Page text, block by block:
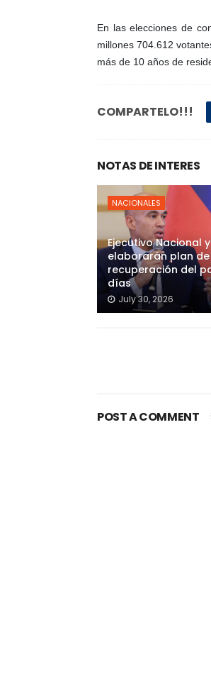
En las elecciones de
millones 704.612
más de 10 años de
COMPARTELO!!!
NOTAS DE INTERES
NACIONALES
Ejecutivo Nacional y
elaborarán plan de
recuperación del
días
July 30, 2026
POST A COMMENT